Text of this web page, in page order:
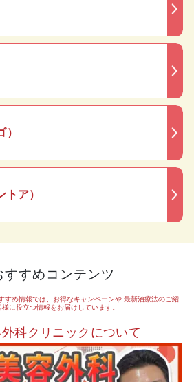
ア）
すすめコンテンツ
すめ情報では、お得なキャンペーンや最新治療法のご紹
に役立つ情報をお届けしています。
科クリニックについて